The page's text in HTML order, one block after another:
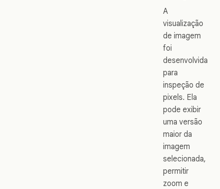
A
visualização
de imagem
foi
desenvolvida
para
inspeção de
pixels. Ela
pode exibir
uma versão
maior da
imagem
selecionada,
permitir
zoom e